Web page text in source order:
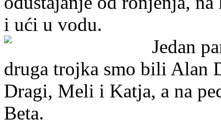
i ući u vodu.
Jedan
druga trojka smo bili Alan
Dragi, Meli i Katja, a na
Beta.